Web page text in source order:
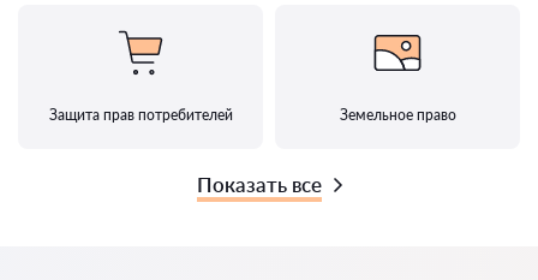
Защита прав потребителей Земельное право
Показать все